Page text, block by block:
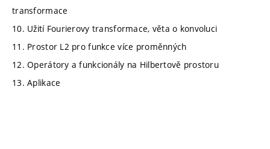
transformace
10. Užití Fourierovy transformace, věta o konvoluci
11. Prostor L2 pro funkce více proměnných
12. Operátory a funkcionály na Hilbertově prostoru
13. Aplikace